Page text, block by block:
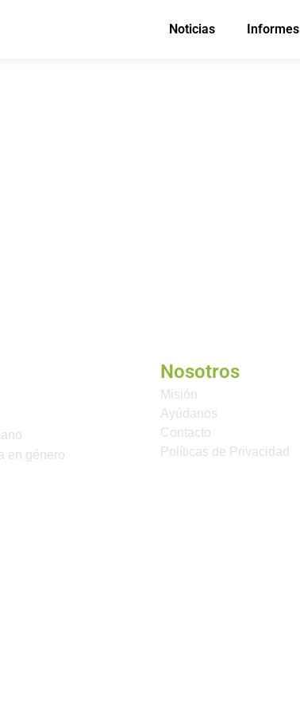
Noticias Informes
en género
Nosotros
Misión
Ayúdanos
Contacto
Políticas de Privacidad